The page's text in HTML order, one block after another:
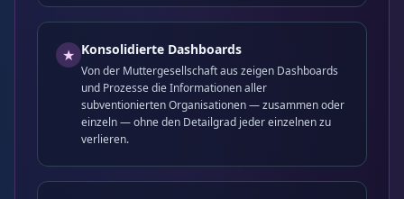
★ Konsolidierte Dashboards
Von der Muttergesellschaft aus zeigen Dashboards
und Prozesse die Informationen aller
subventionierten Organisationen — zusammen oder
einzeln — ohne den Detailgrad jeder einzelnen zu
verlieren.